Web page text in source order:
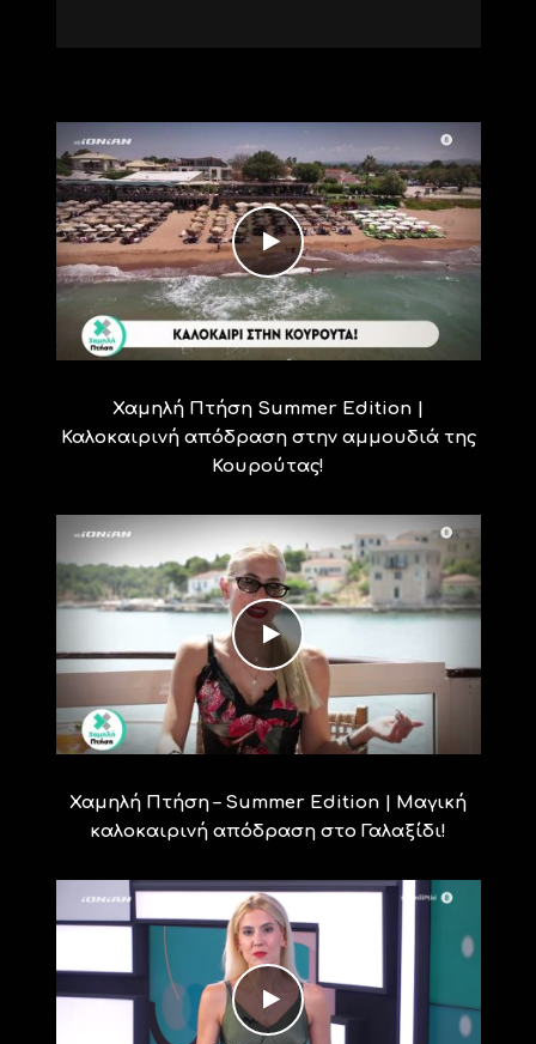
Χαμηλή Πτήση Summer Edition |
Καλοκαιρινή απόδραση στην αμμουδιά της
Κουρούτας!
Χαμηλή Πτήση – Summer Edition | Μαγική
καλοκαιρινή απόδραση στο Γαλαξίδι!